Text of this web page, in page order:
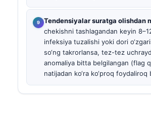
Tendensiyalar suratga olishdan
chekishni tashlagandan keyin
infeksiya tuzalishi yoki dori
so‘ng takrorlansa, tez-tez
anomaliya bitta belgilangan (flag
natijadan ko‘ra ko‘proq foydaliroq